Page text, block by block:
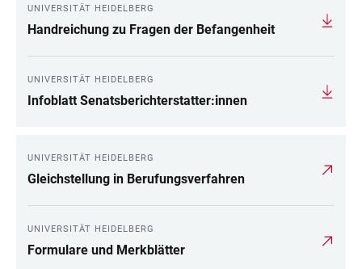
UNIVERSITÄT HEIDELBERG
Handreichung zu Fragen der Befangenheit
UNIVERSITÄT HEIDELBERG
Infoblatt Senatsberichterstatter:innen
UNIVERSITÄT HEIDELBERG
Gleichstellung in Berufungsverfahren
UNIVERSITÄT HEIDELBERG
Formulare und Merkblätter